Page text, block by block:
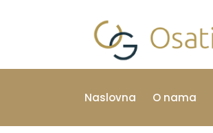
Naslovna O nama